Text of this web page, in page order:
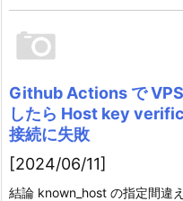
Github Actions で
したら Host key
接続に失敗
[2024/06/11]
結論 known_host の指定間違